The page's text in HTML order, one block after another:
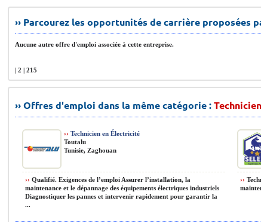
›› Parcourez les opportunités de carrière proposées
Aucune autre offre d'emploi associée à cette entreprise.
| 2 | 215
›› Offres d'emploi dans la même catégorie :Technicien
›› Technicien en Électricité
Toutalu
Tunisie, Zaghouan
›› Qualifié. Exigences de l’emploi Assurer l’installation, la
maintenance et le dépannage des équipements électriques industriels
Diagnostiquer les pannes et intervenir rapidement pour garantir la
...
››